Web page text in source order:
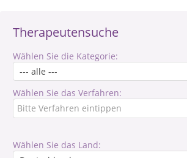
Therapeutensuche
Wählen Sie die Kategorie:
Wählen Sie das Verfahren:
Wählen Sie das Land: